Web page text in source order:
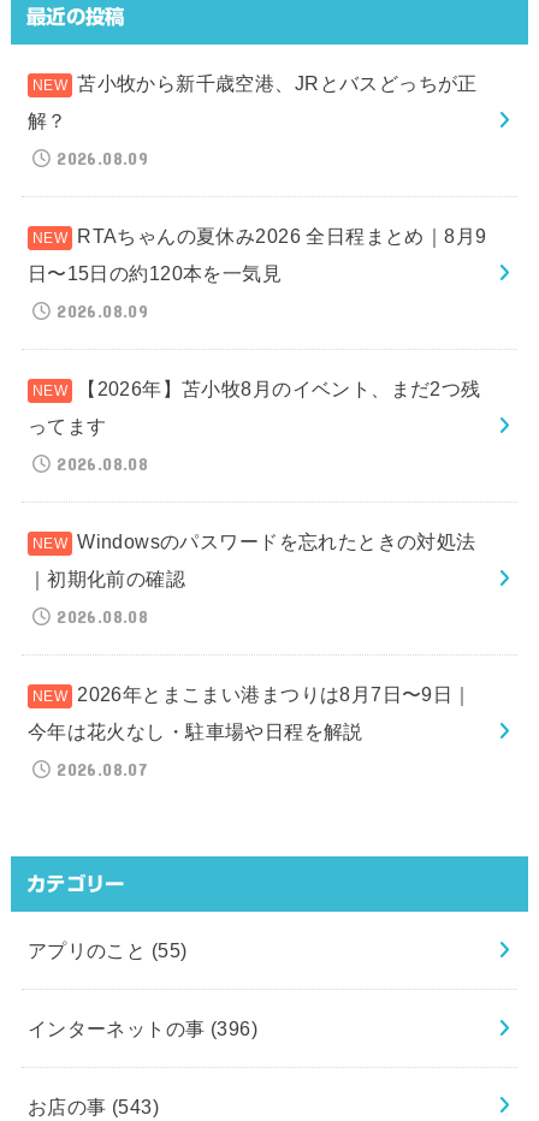
最近の投稿
苫小牧から新千歳空港、JRとバスどっちが正
解？
2026.08.09
RTAちゃんの夏休み2026 全日程まとめ｜8月9
日〜15日の約120本を一気見
2026.08.09
【2026年】苫小牧8月のイベント、まだ2つ残
ってます
2026.08.08
Windowsのパスワードを忘れたときの対処法
｜初期化前の確認
2026.08.08
2026年とまこまい港まつりは8月7日〜9日｜
今年は花火なし・駐車場や日程を解説
2026.08.07
カテゴリー
アプリのこと (55)
インターネットの事 (396)
お店の事 (543)